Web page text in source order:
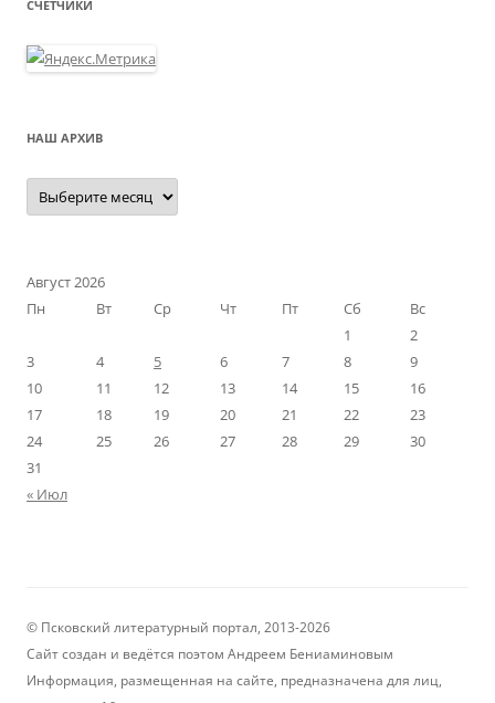
СЧЁТЧИКИ
НАШ АРХИВ
Наш
архив
Август 2026
Пн
Вт Ср Чт Пт Сб
Вс
1
2
3
4 5 6 7 8
9
10
11 12 13 14 15
16
17
18 19 20 21 22
23
24
25 26 27 28 29
30
31
« Июл
© Псковский литературный портал, 2013-2026
Сайт создан и ведётся поэтом Андреем Бениаминовым
Информация, размещенная на сайте, предназначена для лиц,